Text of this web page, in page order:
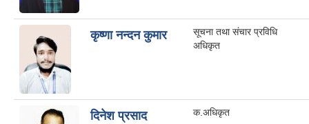
कृष्णा नन्दन कुमार
सूचना तथा संचार प्रविधि
अधिकृत
दिनेश प्रसाद
क.अधिकृत